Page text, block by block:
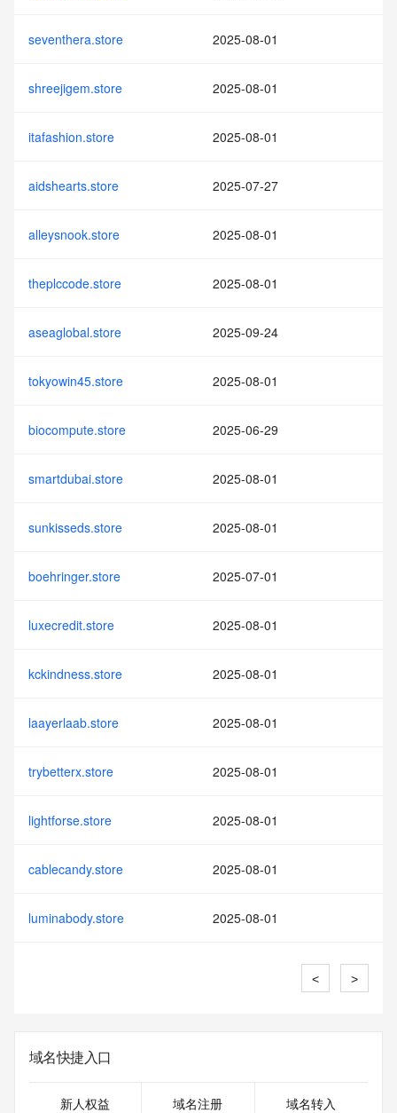
seventhera.store 2025-08-01
shreejigem.store 2025-08-01
itafashion.store 2025-08-01
aidshearts.store 2025-07-27
alleysnook.store 2025-08-01
theplccode.store 2025-08-01
aseaglobal.store 2025-09-24
tokyowin45.store 2025-08-01
biocompute.store 2025-06-29
smartdubai.store 2025-08-01
sunkisseds.store 2025-08-01
boehringer.store 2025-07-01
luxecredit.store 2025-08-01
kckindness.store 2025-08-01
laayerlaab.store 2025-08-01
trybetterx.store 2025-08-01
lightforse.store 2025-08-01
cablecandy.store 2025-08-01
luminabody.store 2025-08-01
< >
域名快捷入口
新人权益 域名注册 域名转入